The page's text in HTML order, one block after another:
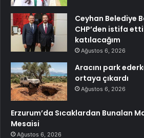
Ceyhan Belediye
CHP’den istifa
katılacağım
Ağustos 6, 2026
Aracını park
ortaya çıkardı
Ağustos 6, 2026
Erzurum’da Sıcaklardan Bunalan
Mesaisi
Ağustos 6, 2026